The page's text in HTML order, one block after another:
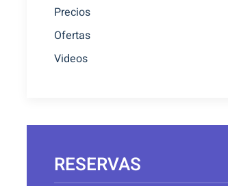
Precios
Ofertas
Videos
RESERVAS